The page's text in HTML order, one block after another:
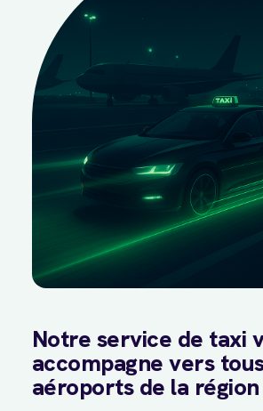
Notre service de taxi
accompagne vers
aéroports de la région